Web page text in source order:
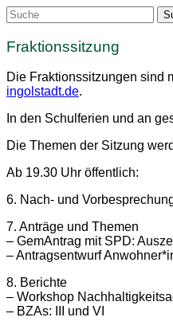
Fraktionssitzung
Die Fraktionssitzungen sind
ingolstadt.de.
In den Schulferien und an
Die Themen der Sitzung
Ab 19.30 Uhr öffentlich:
6. Nach- und
7. Anträge und Themen
– GemAntrag mit SPD:
– Antragsentwurf
8. Berichte
– Workshop
– BZAs: III und VI